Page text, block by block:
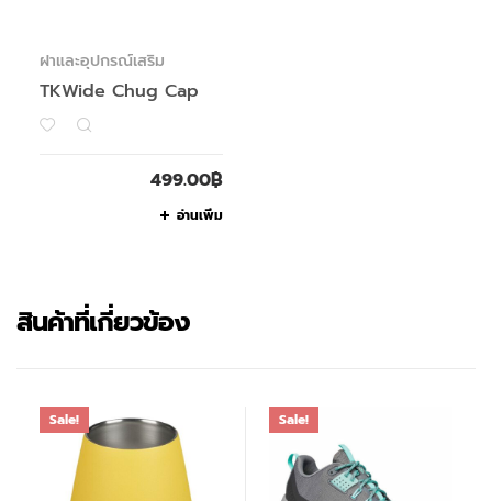
ฝาและอุปกรณ์เสริม
TKWide Chug Cap
499.00฿
อ่านเพิ่ม
สินค้าที่เกี่ยวข้อง
Sale! Sale!